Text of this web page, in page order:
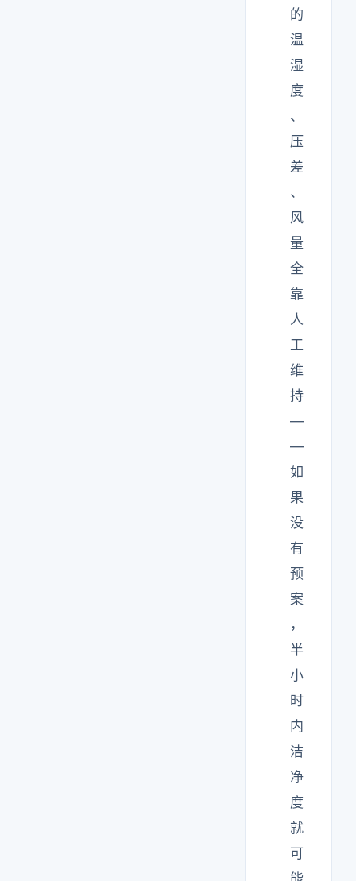
的
温
湿
度
、
压
差
、
风
量
全
靠
人
工
维
持
—
—
如
果
没
有
预
案
，
半
小
时
内
洁
净
度
就
可